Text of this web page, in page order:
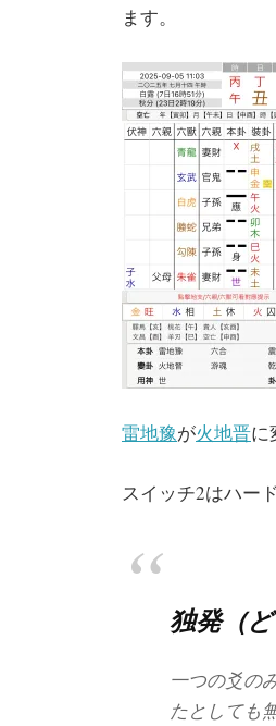
ます。
雷地豫が火地晋に
スイッチ2はハー
独発（ど
一つの爻の
たとしても